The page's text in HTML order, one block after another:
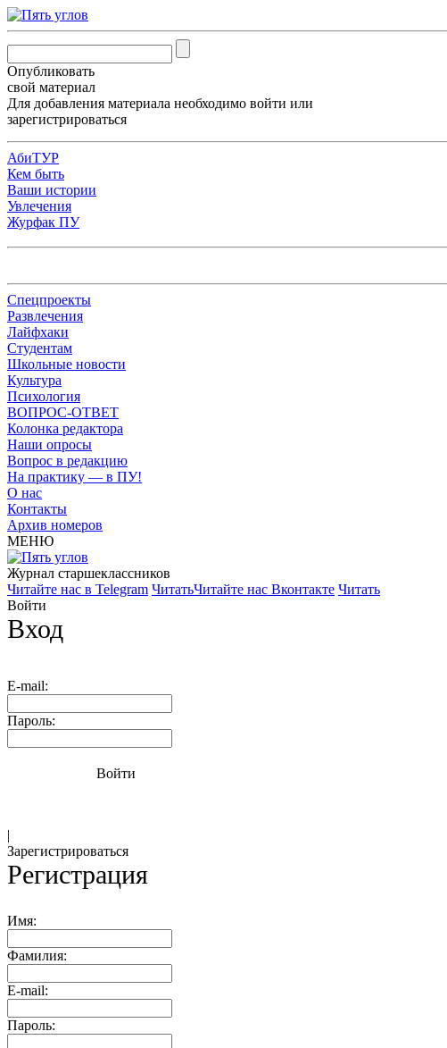
Опубликовать
свой материал
Для добавления материала необходимо войти или
зарегистрироваться
АбиТУР
Кем быть
Ваши истории
Увлечения
Журфак ПУ
Спецпроекты
Развлечения
Лайфхаки
Студентам
Школьные новости
Культура
Психология
ВОПРОС-ОТВЕТ
Колонка редактора
Наши опросы
Вопрос в редакцию
На практику — в ПУ!
О нас
Контакты
Архив номеров
МЕНЮ
Журнал старшекласcников
Читайте нас в Telegram ЧитатьЧитайте нас Вконтакте Читать
Войти
Вход
E-mail:
Пароль:
Войти
|
Зарегистрироваться
Регистрация
Имя:
Фамилия:
E-mail:
Пароль: